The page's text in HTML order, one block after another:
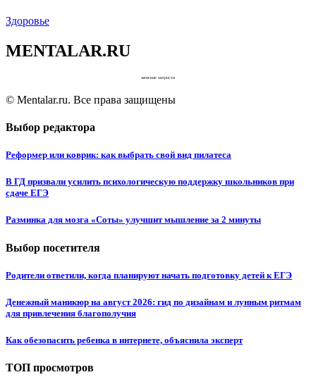
Здоровье
MENTALAR.RU
женские хитрости
© Mentalar.ru. Все права защищены
Выбор редактора
Реформер или коврик: как выбрать свой вид пилатеса
В ГД призвали усилить психологическую поддержку школьников при
сдаче ЕГЭ
Разминка для мозга «Соты» улучшит мышление за 2 минуты
Выбор посетителя
Родители ответили, когда планируют начать подготовку детей к ЕГЭ
Денежный маникюр на август 2026: гид по дизайнам и лунным ритмам
для привлечения благополучия
Как обезопасить ребенка в интернете, объяснила эксперт
ТОП просмотров